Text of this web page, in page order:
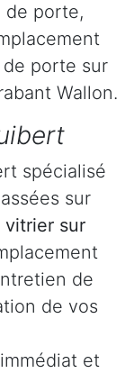
de porte,
porte sur
Wallon.
spécialisé
sur
vitrier sur
de
de vos
et